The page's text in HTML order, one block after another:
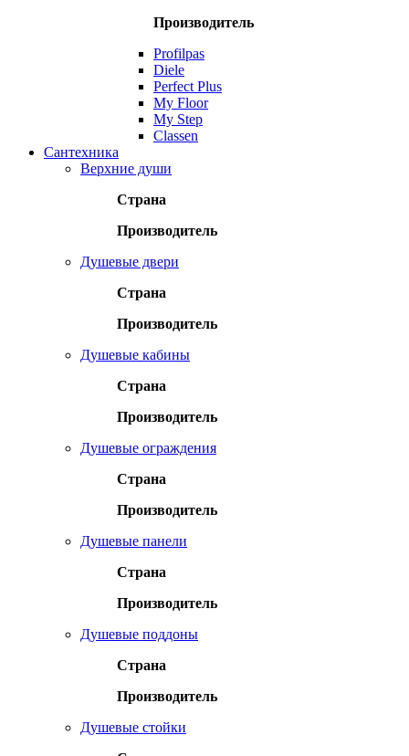
Производитель
Profilpas
Diele
Perfect Plus
My Floor
My Step
Classen
Сантехника
Верхние души
Страна
Производитель
Душевые двери
Страна
Производитель
Душевые кабины
Страна
Производитель
Душевые ограждения
Страна
Производитель
Душевые панели
Страна
Производитель
Душевые поддоны
Страна
Производитель
Душевые стойки